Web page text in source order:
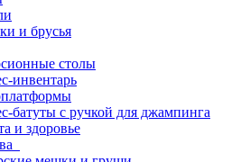
и брусья
столы
инвентарь
батуты с ручкой для джампинга
и здоровье